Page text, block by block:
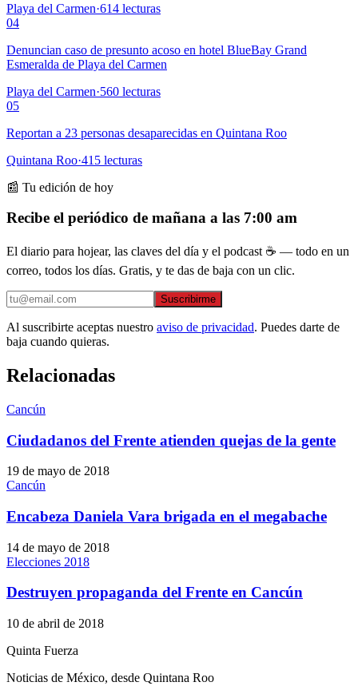
Playa del Carmen·614 lecturas
04
Denuncian caso de presunto acoso en hotel BlueBay Grand
Esmeralda de Playa del Carmen
Playa del Carmen·560 lecturas
05
Reportan a 23 personas desaparecidas en Quintana Roo
Quintana Roo·415 lecturas
📰 Tu edición de hoy
Recibe el periódico de mañana a las 7:00 am
El diario para hojear, las claves del día y el podcast ☕ — todo en un
correo, todos los días. Gratis, y te das de baja con un clic.
Suscribirme
Al suscribirte aceptas nuestro aviso de privacidad. Puedes darte de
baja cuando quieras.
Relacionadas
Cancún
Ciudadanos del Frente atienden quejas de la gente
19 de mayo de 2018
Cancún
Encabeza Daniela Vara brigada en el megabache
14 de mayo de 2018
Elecciones 2018
Destruyen propaganda del Frente en Cancún
10 de abril de 2018
Quinta Fuerza
Noticias de México, desde Quintana Roo